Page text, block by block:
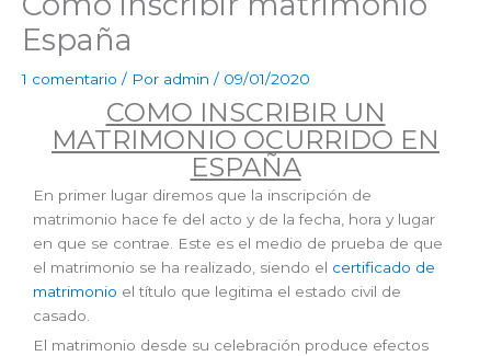
España
1 comentario / Por admin / 09/01/2020
COMO INSCRIBIR UN
MATRIMONIO OCURRIDO EN
ESPAÑA
En primer lugar diremos que la inscripción de
matrimonio hace fe del acto y de la fecha, hora y lugar
en que se contrae. Este es el medio de prueba de que
el matrimonio se ha realizado, siendo el certificado de
matrimonio el título que legitima el estado civil de
casado.
El matrimonio desde su celebración produce efectos